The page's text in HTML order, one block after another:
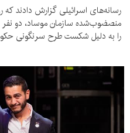
رسانه‌های اسرائیلی گزارش دادند
منصضوب‌شده سازمان موساد، دو
را به دلیل شکست طرح سرنگونی